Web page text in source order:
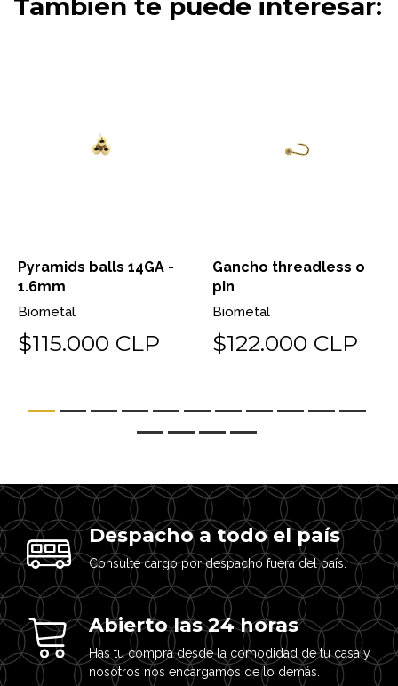
También te puede interesar:
Pyramids balls 14GA -
1.6mm
Biometal
$115.000 CLP
Gancho threadless o
pin
Biometal
$122.000 CLP
Despacho a todo el país
Consulte cargo por despacho fuera del país.
Abierto las 24 horas
Has tu compra desde la comodidad de tu casa y
nosotros nos encargamos de lo demás.